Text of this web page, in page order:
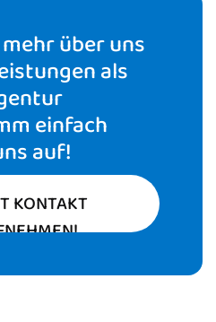
über uns
als
einfach
auf!
KONTAKT